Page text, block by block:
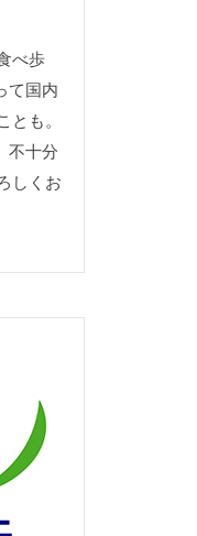
べ歩
て国内
も。
不十分
しくお